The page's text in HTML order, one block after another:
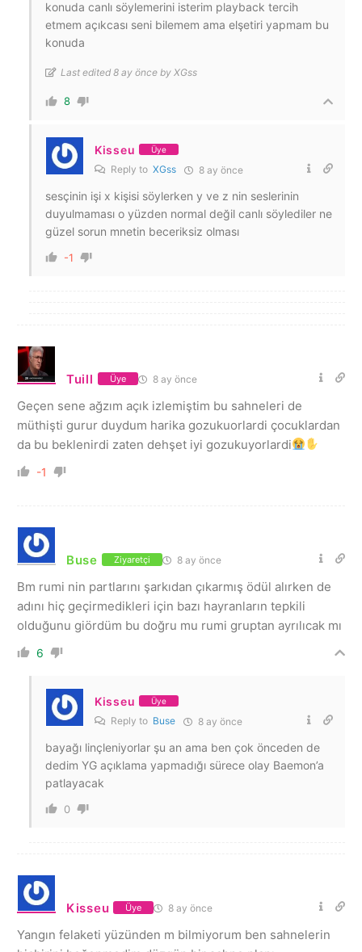
konuda canlı söylemerini isterim playback tercih
etmem açıkcası seni bilemem ama elşetiri yapmam bu
konuda
Last edited 8 ay önce by XGss
8
Kisseu Üye
Reply to XGss 8 ay önce
sesçinin işi x kişisi söylerken y ve z nin seslerinin
duyulmaması o yüzden normal değil canlı söylediler ne
güzel sorun mnetin beceriksiz olması
-1
Tuill Üye 8 ay önce
Geçen sene ağzım açık izlemiştim bu sahneleri de
müthişti gurur duydum harika gozukuorlardi çocuklardan
da bu beklenirdi zaten dehşet iyi gozukuyorlardi
-1
Buse Ziyaretçi 8 ay önce
Bm rumi nin partlarını şarkıdan çıkarmış ödül alırken de
adını hiç geçirmedikleri için bazı hayranların tepkili
olduğunu giördüm bu doğru mu rumi gruptan ayrılıcak mı
6
Kisseu Üye
Reply to Buse 8 ay önce
bayağı linçleniyorlar şu an ama ben çok önceden de
dedim YG açıklama yapmadığı sürece olay Baemon’a
patlayacak
0
Kisseu Üye 8 ay önce
Yangın felaketi yüzünden m bilmiyorum ben sahnelerin